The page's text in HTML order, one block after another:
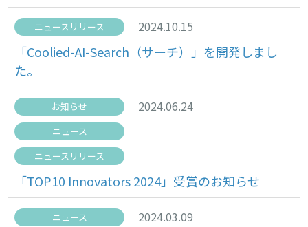
ニュースリリース 2024.10.15
「Coolied-AI-Search（サーチ）」を開発しまし
た。
お知らせ
ニュース
ニュースリリース
2024.06.24
「TOP10 Innovators 2024」受賞のお知らせ
ニュース
2024.03.09